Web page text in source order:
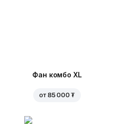
Фан комбо XL
от 85 000 ₮